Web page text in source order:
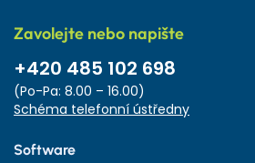
Zavolejte nebo napište
+420 485 102 698
(Po-Pa: 8.00 – 16.00)
Schéma telefonní ústředny
Software